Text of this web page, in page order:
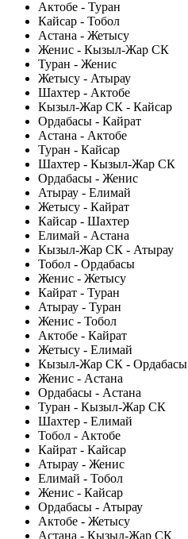
Актобе - Туран
Кайсар - Тобол
Астана - Жетысу
Женис - Кызыл-Жар СК
Туран - Женис
Жетысу - Атырау
Шахтер - Актобе
Кызыл-Жар СК - Кайсар
Ордабасы - Кайрат
Астана - Актобе
Туран - Кайсар
Шахтер - Кызыл-Жар СК
Ордабасы - Женис
Атырау - Елимай
Жетысу - Кайрат
Кайсар - Шахтер
Елимай - Астана
Кызыл-Жар СК - Атырау
Тобол - Ордабасы
Женис - Жетысу
Кайрат - Туран
Атырау - Туран
Женис - Тобол
Актобе - Кайрат
Жетысу - Елимай
Кызыл-Жар СК - Ордабасы
Женис - Астана
Ордабасы - Астана
Туран - Кызыл-Жар СК
Шахтер - Елимай
Тобол - Актобе
Кайрат - Кайсар
Атырау - Женис
Елимай - Тобол
Женис - Кайсар
Ордабасы - Атырау
Актобе - Жетысу
Астана - Кызыл-Жар СК